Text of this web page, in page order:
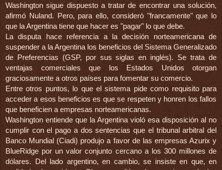
Washington sigue dispuesto a tratar de encontrar una solución,
afirmó Nuland. Pero, para ello, consideró "francamente" que lo
que la Argentina tiene que hacer es "pagar" lo que debe.
La disputa hace referencia a la decisión norteamericana de
suspender a la Argentina los beneficios del Sistema Generalizado
de Preferencias (GSP, por sus siglas en inglés). Se trata de
ventajas comerciales que los Estados Unidos otorgan
graciosamente a otros países para fomentar su comercio.
Entre otros puntos, lo que el sistema pide como requisito para
acceder a esos beneficios es que se respeten y honren los fallos
que beneficien a empresas norteamericanas.
Washington entiende que la Argentina violó esa disposición al no
cumplir con el pago a dos sentencias que el tribunal arbitral del
Banco Mundial (Ciadi) produjo a favor de las empresas Azurix y
BlueRidge por un valor conjunto cercano a los 300 millones de
dólares. Del lado argentino, en cambio, se insiste en que, en